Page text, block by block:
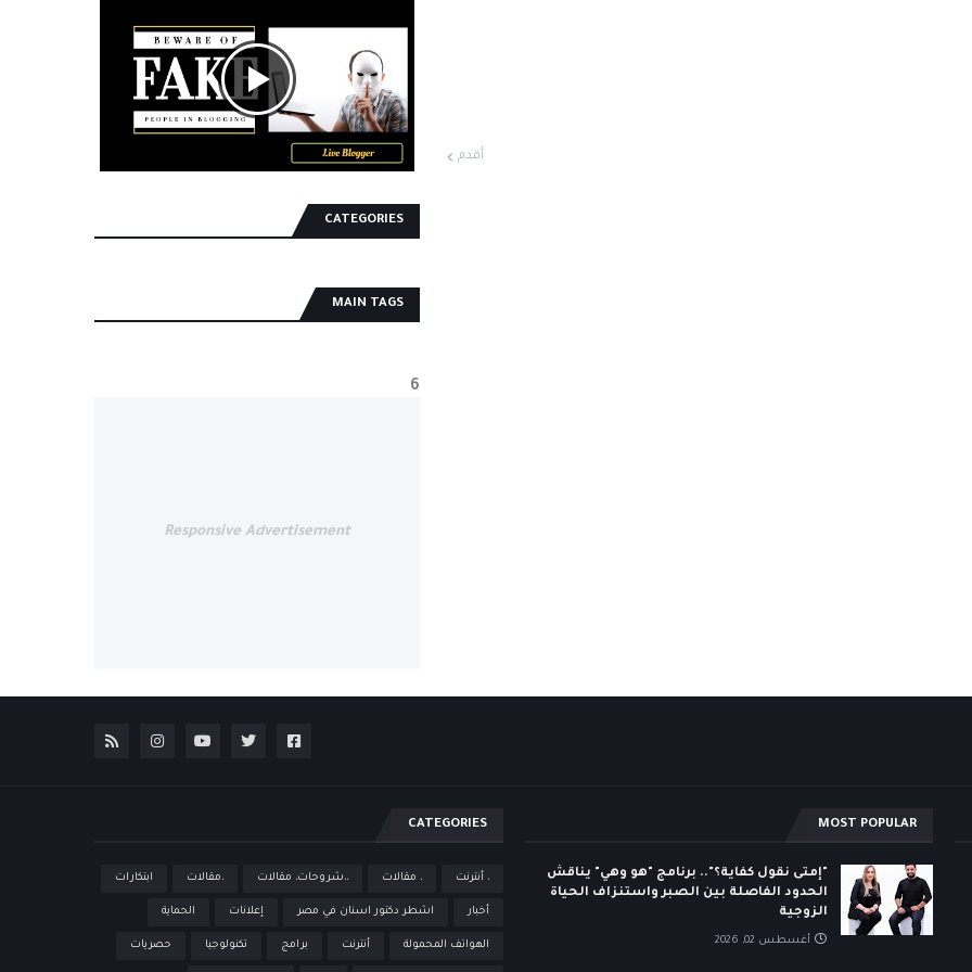
أقدم
CATEGORIES
MAIN TAGS
6
Responsive Advertisement
MOST POPULAR
"إمتى نقول كفاية؟".. برنامج "هو وهي" يناقش
الحدود الفاصلة بين الصبر واستنزاف الحياة
الزوجية
أغسطس 02, 2026
CATEGORIES
، أنترنت ، مقالات ،،شروحات، مقالات ،مقالات ابتكارات
أخبار اشطر دكتور اسنان في مصر إعلانات الحماية
الهواتف المحمولة أنترنت برامج تكنولوجيا حصريات